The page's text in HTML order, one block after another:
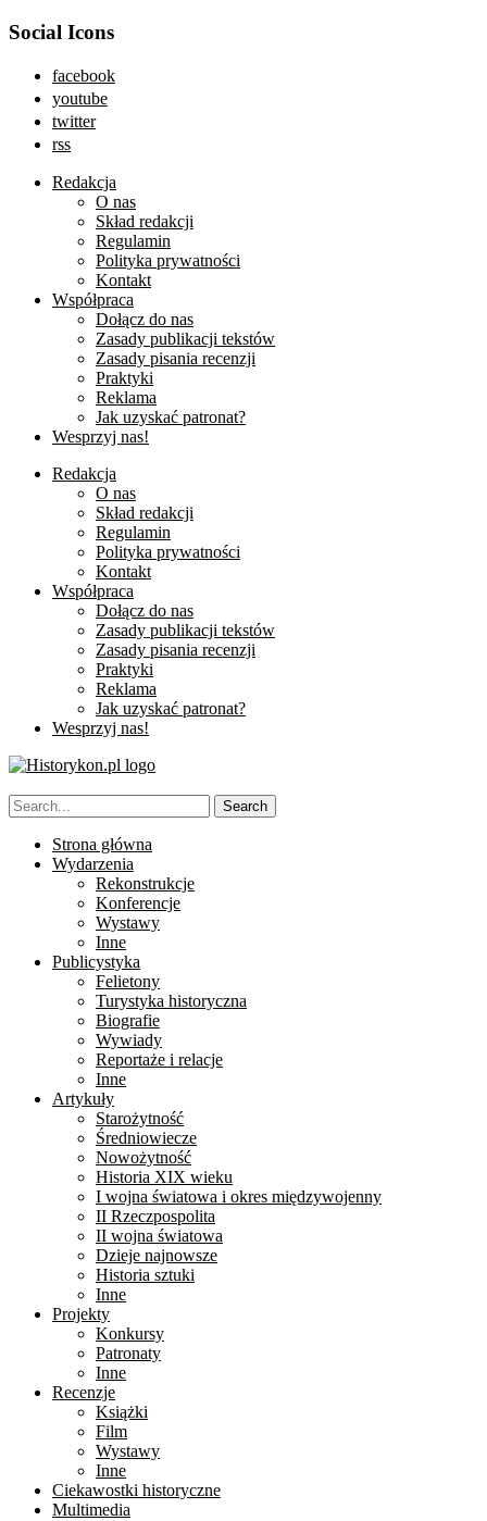
Social Icons
facebook
youtube
twitter
rss
Redakcja
O nas
Skład redakcji
Regulamin
Polityka prywatności
Kontakt
Współpraca
Dołącz do nas
Zasady publikacji tekstów
Zasady pisania recenzji
Praktyki
Reklama
Jak uzyskać patronat?
Wesprzyj nas!
Redakcja
O nas
Skład redakcji
Regulamin
Polityka prywatności
Kontakt
Współpraca
Dołącz do nas
Zasady publikacji tekstów
Zasady pisania recenzji
Praktyki
Reklama
Jak uzyskać patronat?
Wesprzyj nas!
Strona główna
Wydarzenia
Rekonstrukcje
Konferencje
Wystawy
Inne
Publicystyka
Felietony
Turystyka historyczna
Biografie
Wywiady
Reportaże i relacje
Inne
Artykuły
Starożytność
Średniowiecze
Nowożytność
Historia XIX wieku
I wojna światowa i okres międzywojenny
II Rzeczpospolita
II wojna światowa
Dzieje najnowsze
Historia sztuki
Inne
Projekty
Konkursy
Patronaty
Inne
Recenzje
Książki
Film
Wystawy
Inne
Ciekawostki historyczne
Multimedia